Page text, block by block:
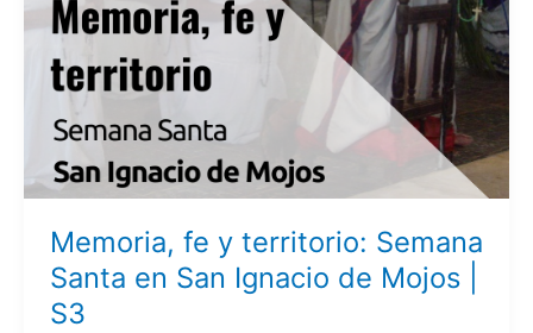
Memoria, fe y territorio: Semana
Santa en San Ignacio de Mojos |
S3